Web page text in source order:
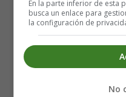
Enchanting
Poetry
En la parte inferior de esta
busca un enlace para
la configuración de
No